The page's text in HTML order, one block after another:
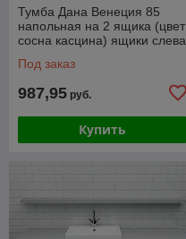
Тумба Дана Венеция 85
напольная на 2 ящика (цвет
сосна касцина) ящики слева
стиральной
Под заказ
987,95 руб.
Купить